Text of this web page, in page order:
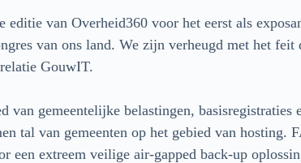
van Overheid360 voor het eerst als
van ons land. We zijn verheugd met het feit
GouwIT.
van gemeentelijke belastingen, basisregistraties
tal van gemeenten op het gebied van hosting.
een extreem veilige air-gapped back-up